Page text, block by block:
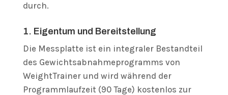
durch.
1. Eigentum und Bereitstellung
Die Messplatte ist ein integraler Bestandteil
des Gewichtsabnahmeprogramms von
WeightTrainer und wird während der
Programmlaufzeit (90 Tage) kostenlos zur